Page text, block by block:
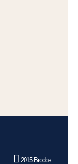
2015 Brodosplit BSO d.o.o.